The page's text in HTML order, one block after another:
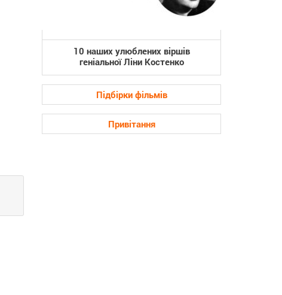
10 наших улюблених віршів
геніальної Ліни Костенко
Підбірки фільмів
Привітання